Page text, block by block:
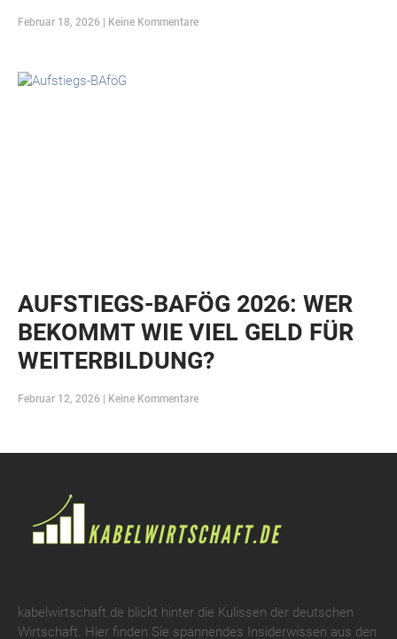
Februar 18, 2026 Keine Kommentare
AUFSTIEGS-BAFÖG 2026: WER
BEKOMMT WIE VIEL GELD FÜR
WEITERBILDUNG?
Februar 12, 2026 Keine Kommentare
kabelwirtschaft.de blickt hinter die Kulissen der deutschen
Wirtschaft. Hier finden Sie spannendes Insiderwissen aus den